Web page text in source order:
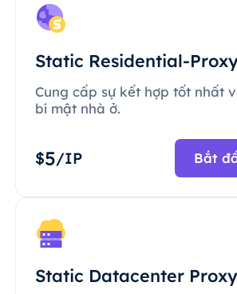
Static Residential-
Cung cấp sự kết hợp tốt nhất
bí mật nhà ở.
$5/IP Bắt
Static Datacenter Proxy